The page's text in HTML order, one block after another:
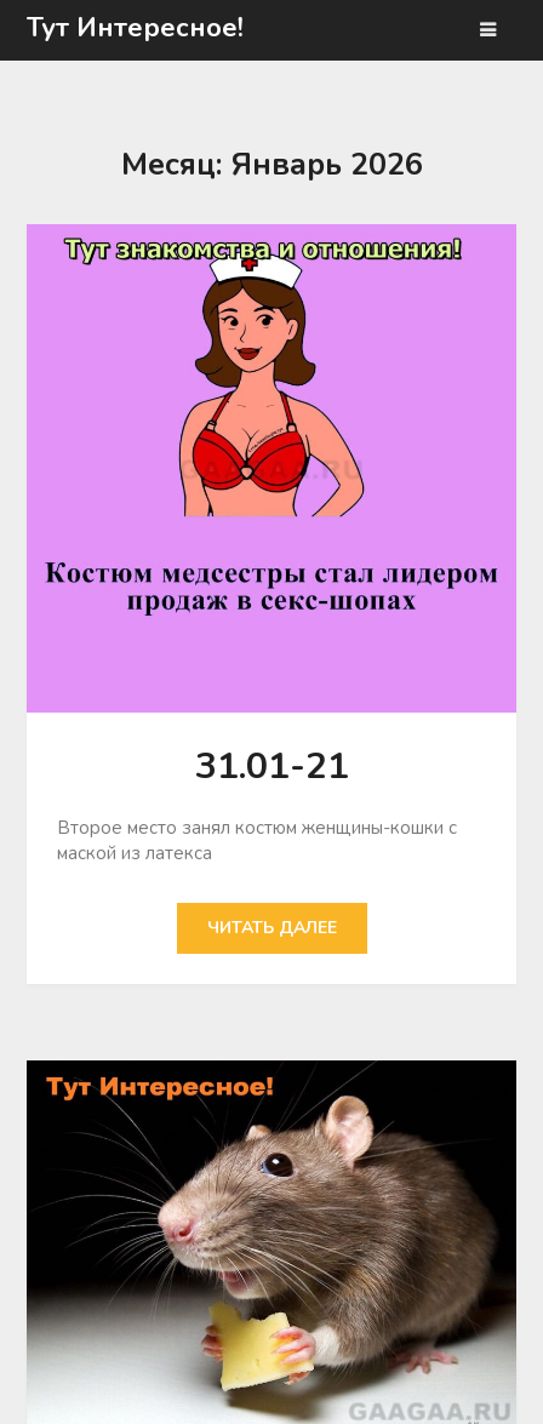
Перейти
Тут Интересное!
Месяц: Январь 2026
31.01-21
Второе место занял костюм женщины-кошки с
маской из латекса
ЧИТАТЬ ДАЛЕЕ